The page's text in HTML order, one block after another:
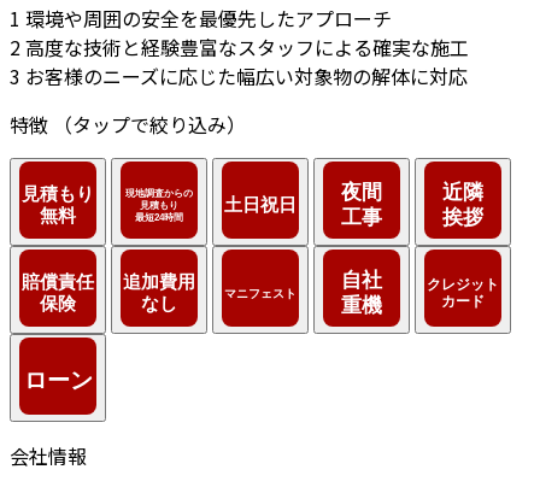
1 環境や周囲の安全を最優先したアプローチ
2高度な技術と経験豊富なスタッフによる確実な施工
3 お客様のニーズに応じた幅広い対象物の解体に対応
特徴
（タップで絞り込み）
会社情報